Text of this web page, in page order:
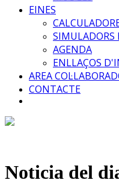
EINES
SIMULADORS
AGENDA
ENLLAÇOS
AREA
CONTACTE
Noticia del